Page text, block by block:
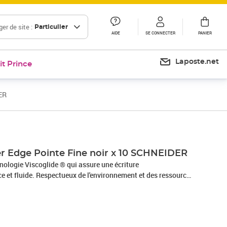
de site : Particulier
AIDE SE CONNECTER PANIER
Prince Laposte.net
Edge Pointe Fine noir x 10 SCHNEIDER
Viscoglide ® qui assure une écriture
et fluide. Respectueux de l'environnement et des ressources
83 % en plastique recyclé. Épaisseur de trait fine (F).
lisse - et ne s'efface pas même au passage du
pour dessiner ou peindre parce que l'encre ne s'écoule pas